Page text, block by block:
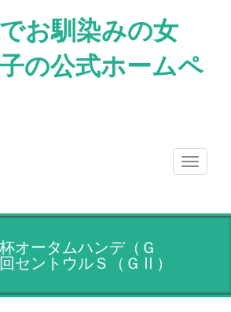
お馴染みの女
の公式ホームペ
Toggle
オータムハンデ（Ｇ
セントウルＳ（ＧⅡ）